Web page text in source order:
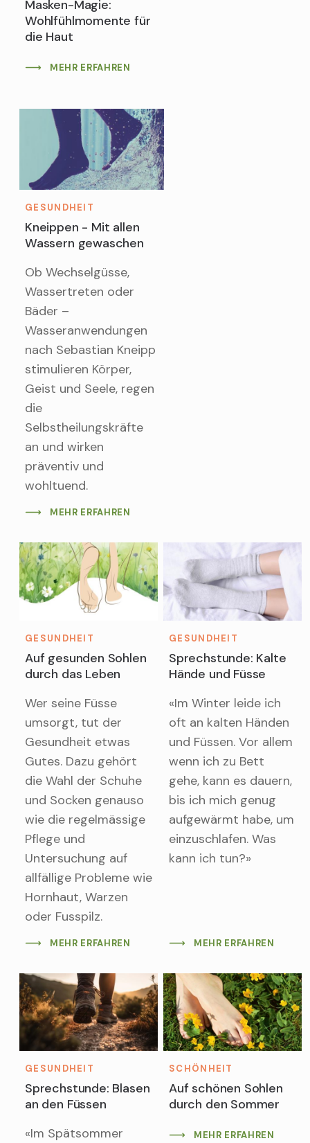
Masken-Magie:
Wohlfühlmomente für
die Haut
MEHR ERFAHREN
GESUNDHEIT
Kneippen - Mit allen
Wassern gewaschen
Ob Wechselgüsse,
Wassertreten oder
Bäder –
Wasseranwendungen
nach Sebastian Kneipp
stimulieren Körper,
Geist und Seele, regen
die
Selbstheilungskräfte
an und wirken
präventiv und
wohltuend.
MEHR ERFAHREN
GESUNDHEIT
Auf gesunden Sohlen
durch das Leben
Wer seine Füsse
umsorgt, tut der
Gesundheit etwas
Gutes. Dazu gehört
die Wahl der Schuhe
und Socken genauso
wie die regelmässige
Pflege und
Untersuchung auf
allfällige Probleme wie
Hornhaut, Warzen
oder Fusspilz.
MEHR ERFAHREN
GESUNDHEIT
Sprechstunde: Kalte
Hände und Füsse
«Im Winter leide ich
oft an kalten Händen
und Füssen. Vor allem
wenn ich zu Bett
gehe, kann es dauern,
bis ich mich genug
aufgewärmt habe, um
einzuschlafen. Was
kann ich tun?»
MEHR ERFAHREN
GESUNDHEIT
Sprechstunde: Blasen
an den Füssen
«Im Spätsommer
SCHÖNHEIT
Auf schönen Sohlen
durch den Sommer
MEHR ERFAHREN